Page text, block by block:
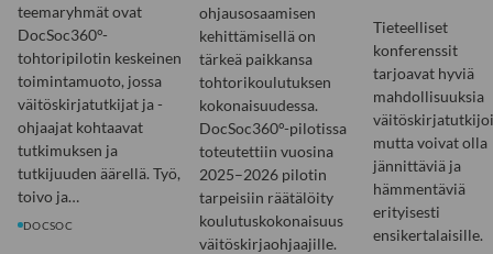
teemaryhmät ovat
DocSoc360°-
tohtoripilotin keskeinen
toimintamuoto, jossa
väitöskirjatutkijat ja -
ohjaajat kohtaavat
tutkimuksen ja
tutkijuuden äärellä. Työ,
toivo ja…
DOCSOC
ohjausosaamisen
kehittämisellä on
tärkeä paikkansa
tohtorikoulutuksen
kokonaisuudessa.
DocSoc360°-pilotissa
toteutettiin vuosina
2025–2026 pilotin
tarpeisiin räätälöity
koulutuskokonaisuus
väitöskirjaohjaajille.
Tieteelliset
konferenssit
tarjoavat hyviä
mahdollisuuksia
mutta voivat olla
jännittäviä ja
hämmentäviä
erityisesti
ensikertalaisille.